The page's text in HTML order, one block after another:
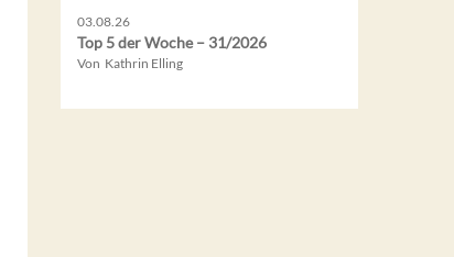
03.08.26
Top 5 der Woche – 31/2026
Von Kathrin Elling